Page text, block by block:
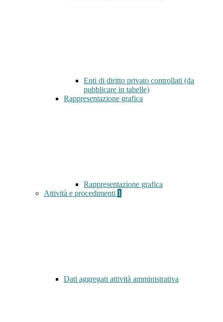
Enti di diritto privato controllati (da
pubblicare in tabelle)
Rappresentazione grafica
Rappresentazione grafica
Attività e procedimenti 1
Dati aggregati attività amministrativa